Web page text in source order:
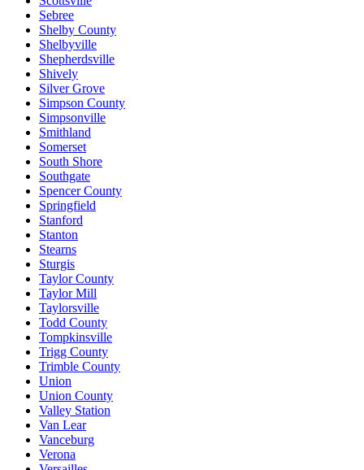
Sebree
Shelby County
Shelbyville
Shepherdsville
Shively
Silver Grove
Simpson County
Simpsonville
Smithland
Somerset
South Shore
Southgate
Spencer County
Springfield
Stanford
Stanton
Stearns
Sturgis
Taylor County
Taylor Mill
Taylorsville
Todd County
Tompkinsville
Trigg County
Trimble County
Union
Union County
Valley Station
Van Lear
Vanceburg
Verona